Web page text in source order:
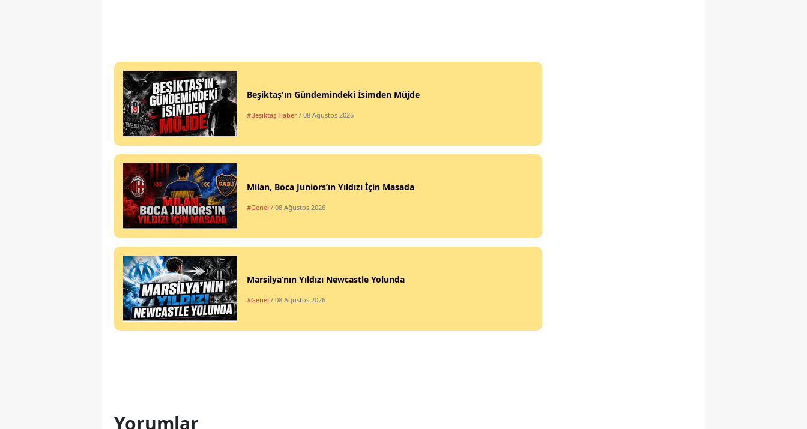
Beşiktaş'ın Gündemindeki İsimden Müjde
#Beşiktaş Haber / 08 Ağustos 2026
Milan, Boca Juniors’ın Yıldızı İçin Masada
#Genel / 08 Ağustos 2026
Marsilya’nın Yıldızı Newcastle Yolunda
#Genel / 08 Ağustos 2026
Yorumlar